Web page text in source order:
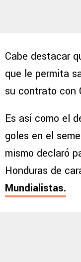
Cabe destacar
que le permita
su contrato con
Es así como el
goles en el
mismo declaró
Honduras de
Mundialistas.